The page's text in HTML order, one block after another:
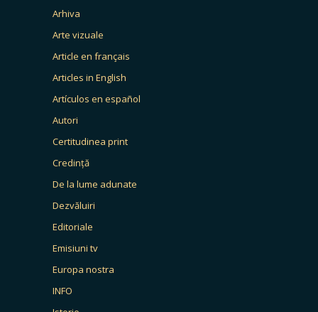
Arhiva
Arte vizuale
Article en français
Articles in English
Artículos en español
Autori
Certitudinea print
Credință
De la lume adunate
Dezvăluiri
Editoriale
Emisiuni tv
Europa nostra
INFO